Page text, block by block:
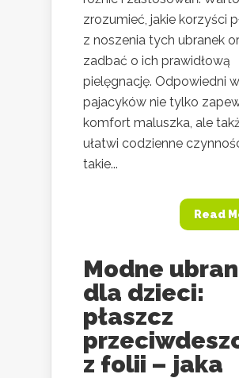
zrozumieć, jakie korzyści
z noszenia tych ubranek
zadbać o ich prawidłową
pielęgnację. Odpowiedni
pajacyków nie tylko
komfort maluszka, ale
ułatwi codzienne
takie...
Read
Modne
dla dzieci:
płaszcz
z folii – jaka